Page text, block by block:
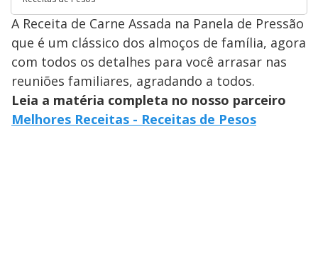
A Receita de Carne Assada na Panela de Pressão
que é um clássico dos almoços de família, agora
com todos os detalhes para você arrasar nas
reuniões familiares, agradando a todos.
Leia a matéria completa no nosso parceiro
Melhores Receitas - Receitas de Pesos